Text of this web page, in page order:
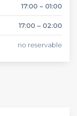
17:00 – 01:00
17:00 – 02:00
no reservable